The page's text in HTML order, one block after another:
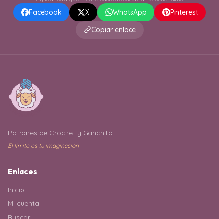
Facebook X WhatsApp
Pinterest
Copiar enlace
Patrones de Crochet y Ganchillo
El límite es tu imaginación
Enlaces
Inicio
Mi cuenta
Buscar